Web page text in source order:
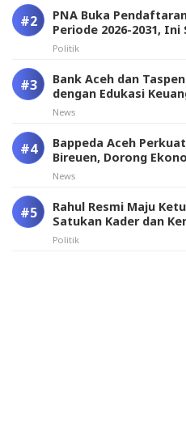
PNA Buka
Periode 2026-2031,
Politik
Bank Aceh dan
dengan Edukasi
News
Bappeda Aceh
Bireuen, Dorong
News
Rahul Resmi Maju
Satukan Kader dan
Politik